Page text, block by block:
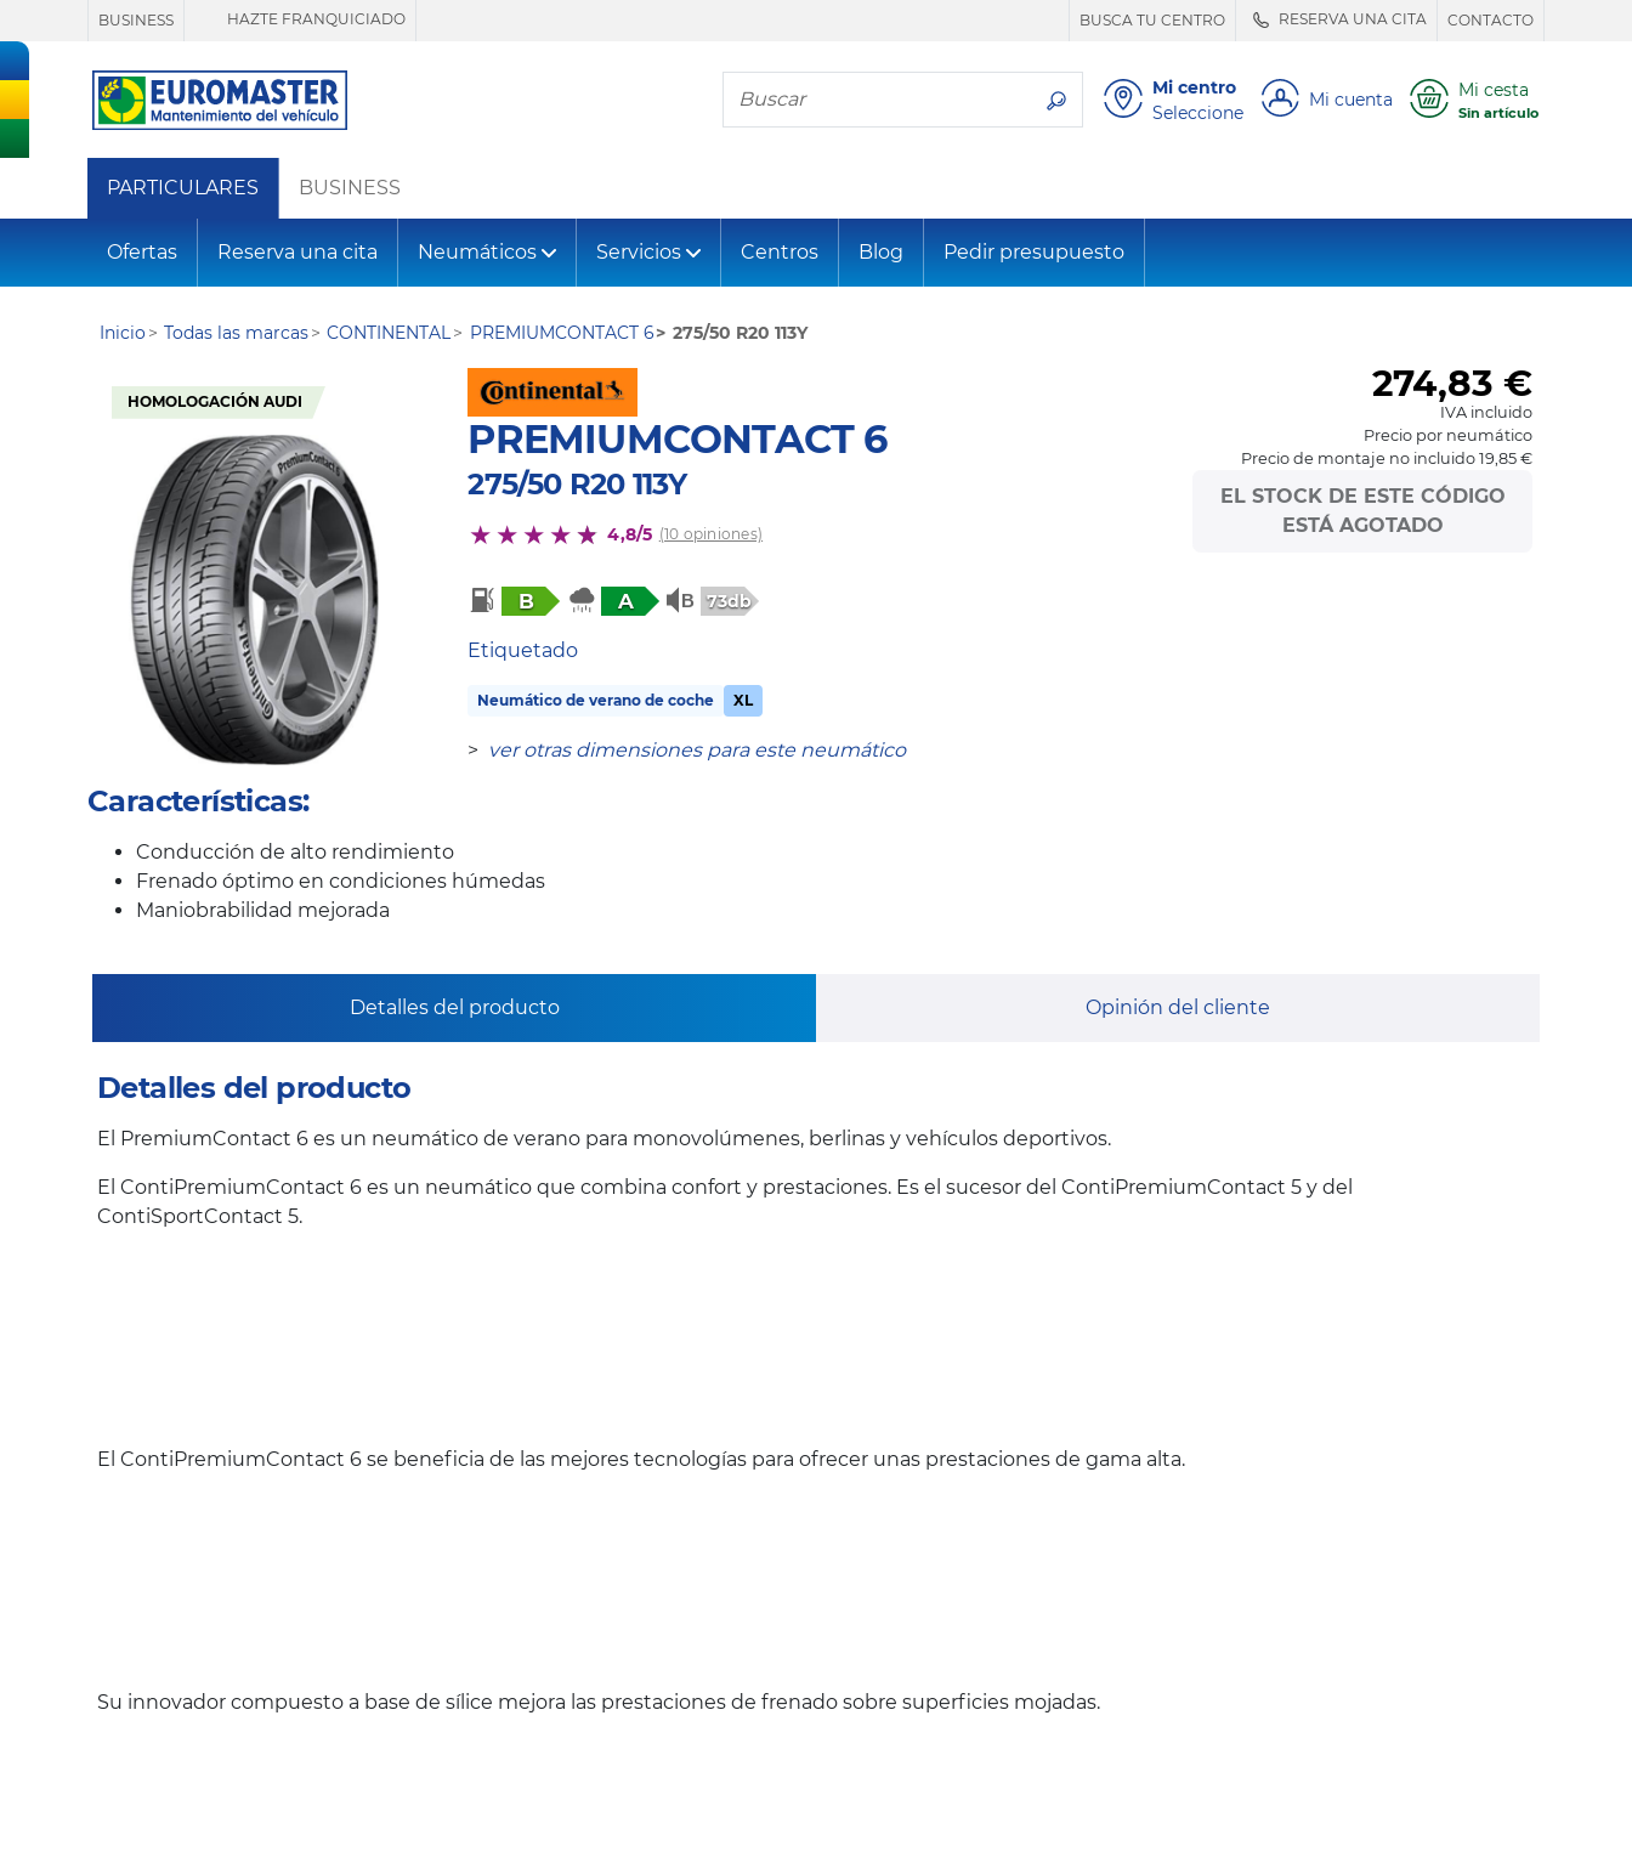
BUSINESS HAZTE FRANQUICIADO BUSCA TU CENTRO RESERVA UNA CITA CONTACTO
Busca tu neumático
Mi centro
Seleccione
Mi cuenta Mi cesta
Sin artículo
PARTICULARES BUSINESS
Ofertas Reserva una cita Neumáticos Servicios Centros Blog Pedir presupuesto
Inicio Todas las marcas CONTINENTAL PREMIUMCONTACT 6 275/50 R20 113Y
HOMOLOGACIÓN AUDI
PREMIUMCONTACT 6
275/50 R20 113Y
4,8/5 (10 opiniones)
B A 73db
Etiquetado
Neumático de verano de coche XL
> ver otras dimensiones para este neumático
274,83 €
IVA incluido
Precio por neumático
Precio de montaje no incluido 19,85 €
EL STOCK DE ESTE CÓDIGO
ESTÁ AGOTADO
Características:
Conducción de alto rendimiento
Frenado óptimo en condiciones húmedas
Maniobrabilidad mejorada
Detalles del producto Opinión del cliente
Detalles del producto
El PremiumContact 6 es un neumático de verano para monovolúmenes, berlinas y vehículos deportivos.
El ContiPremiumContact 6 es un neumático que combina confort y prestaciones. Es el sucesor del ContiPremiumContact 5 y del
ContiSportContact 5.
El ContiPremiumContact 6 se beneficia de las mejores tecnologías para ofrecer unas prestaciones de gama alta.
Su innovador compuesto a base de sílice mejora las prestaciones de frenado sobre superficies mojadas.